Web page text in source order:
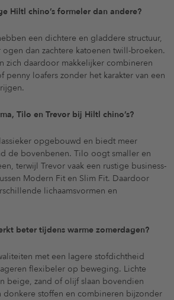
Hiltl chino’s formeler dan andere?
een dichtere en gladdere structuur,
dan zachtere katoenen twill-broeken.
zich daardoor makkelijker combineren
penny loafers zonder het karakter van een
Tilo en Trevor bij Hiltl chino’s?
opgebouwd en biedt meer
de bovenbenen. Tilo oogt smaller en
terwijl Trevor vaak een rustige business-
Modern Fit en Slim Fit. Daardoor
lichaamsvormen en
beter tijdens warme zomerdagen?
met een lagere stofdichtheid
flexibeler op beweging. Lichte
beige, zand of olijf slaan bovendien
donkere stoffen en combineren bijzonder